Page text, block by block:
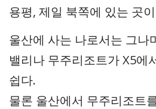
용평, 제일 북쪽에 있는 곳
울산에 사는 나로서는 그나
밸리나 무주리조트가 X5에
쉽다.
물론 울산에서 무주리조트